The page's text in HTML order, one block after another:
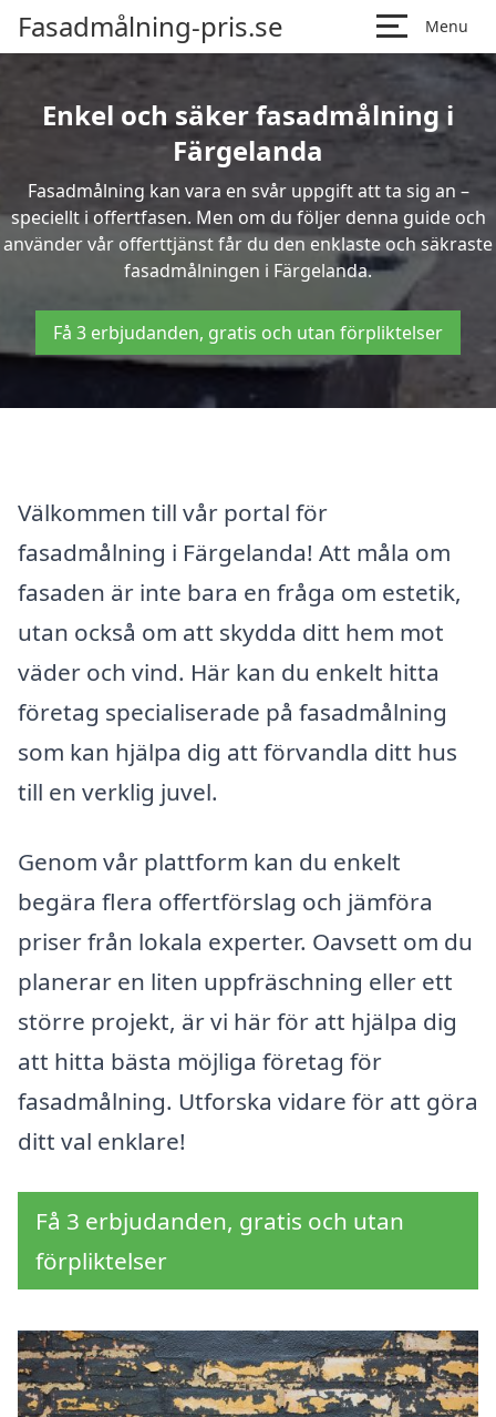
Fasadmålning-pris.se Menu
Enkel och säker fasadmålning i
Färgelanda
Fasadmålning kan vara en svår uppgift att ta sig an –
speciellt i offertfasen. Men om du följer denna guide och
använder vår offerttjänst får du den enklaste och säkraste
fasadmålningen i Färgelanda.
Få 3 erbjudanden, gratis och utan förpliktelser
Välkommen till vår portal för
fasadmålning i Färgelanda! Att måla om
fasaden är inte bara en fråga om estetik,
utan också om att skydda ditt hem mot
väder och vind. Här kan du enkelt hitta
företag specialiserade på fasadmålning
som kan hjälpa dig att förvandla ditt hus
till en verklig juvel.
Genom vår plattform kan du enkelt
begära flera offertförslag och jämföra
priser från lokala experter. Oavsett om du
planerar en liten uppfräschning eller ett
större projekt, är vi här för att hjälpa dig
att hitta bästa möjliga företag för
fasadmålning. Utforska vidare för att göra
ditt val enklare!
Få 3 erbjudanden, gratis och utan
förpliktelser